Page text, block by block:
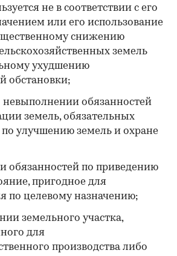
не в соответствии с его
или его использование
снижению
земель
ухудшению
обстановки;
невыполнении обязанностей
земель, обязательных
улучшению земель и охране
обязанностей по приведению
пригодное для
по целевому назначению;
земельного участка,
для
производства либо